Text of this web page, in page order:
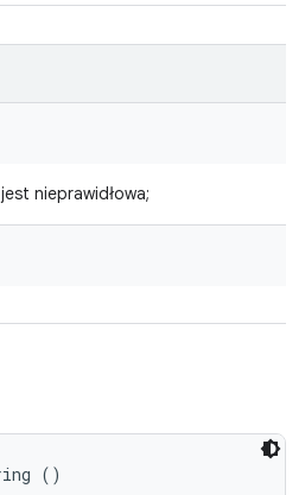
nieprawidłowa;
()